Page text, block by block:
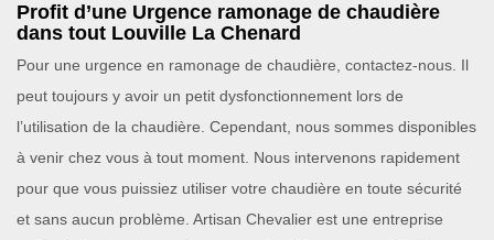
Profit d’une Urgence ramonage de chaudière
dans tout Louville La Chenard
Pour une urgence en ramonage de chaudière, contactez-nous. Il
peut toujours y avoir un petit dysfonctionnement lors de
l’utilisation de la chaudière. Cependant, nous sommes disponibles
à venir chez vous à tout moment. Nous intervenons rapidement
pour que vous puissiez utiliser votre chaudière en toute sécurité
et sans aucun problème. Artisan Chevalier est une entreprise